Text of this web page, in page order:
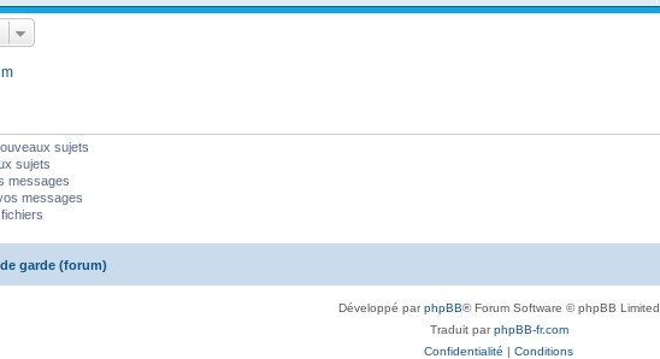
sujets
sujets
messages
messages
garde (forum)
Développé parphpBB® Forum Software © phpBB Limited
Traduit parphpBB-fr.com
Confidentialité | Conditions